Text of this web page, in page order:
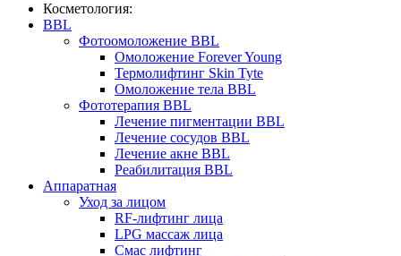
Косметология:
BBL
Фотоомоложение BBL
Омоложение Forever Young
Термолифтинг Skin Tyte
Омоложение тела BBL
Фототерапия BBL
Лечение пигментации BBL
Лечение сосудов BBL
Лечение акне BBL
Реабилитация BBL
Аппаратная
Уход за лицом
RF-лифтинг лица
LPG массаж лица
Смас лифтинг